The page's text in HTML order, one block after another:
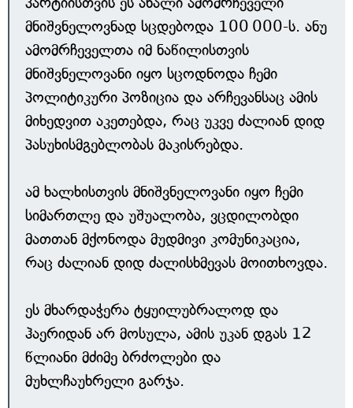
მნიშვნელოვნად სცდებოდა 100 000-ს. ანუ
ამომრჩეველთა იმ ნაწილისთვის
მნიშვნელოვანი იყო სცოდნოდა ჩემი
პოლიტიკური პოზიცია და არჩევანსაც ამის
მიხედვით აკეთებდა, რაც უკვე ძალიან დიდ
პასუხისმგებლობას მაკისრებდა.
ამ ხალხისთვის მნიშვნელოვანი იყო ჩემი
სიმართლე და უშუალობა, ვცდილობდი
მათთან მქონოდა მუდმივი კომუნიკაცია,
რაც ძალიან დიდ ძალისხმევას მოითხოვდა.
ეს მხარდაჭერა ტყუილუბრალოდ და
ჰაერიდან არ მოსულა, ამის უკან დგას 12
წლიანი მძიმე ბრძოლები და
მუხლჩაუხრელი გარჯა.